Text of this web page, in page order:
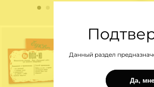
Данный раздел
Да,